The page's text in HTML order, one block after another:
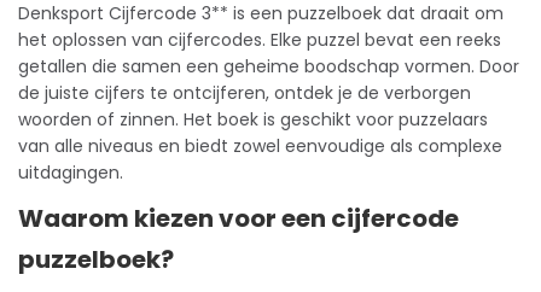
Denksport Cijfercode 3** is een puzzelboek dat draait om
het oplossen van cijfercodes. Elke puzzel bevat een reeks
getallen die samen een geheime boodschap vormen. Door
de juiste cijfers te ontcijferen, ontdek je de verborgen
woorden of zinnen. Het boek is geschikt voor puzzelaars
van alle niveaus en biedt zowel eenvoudige als complexe
uitdagingen.
Waarom kiezen voor een cijfercode
puzzelboek?